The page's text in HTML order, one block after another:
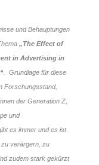
und Behauptungen
„The Effect of
in Advertising in
. Grundlage für diese
Forschungsstand,
der Generation Z,
und
es immer und es ist
zu verärgern, zu
zudem stark gekürzt